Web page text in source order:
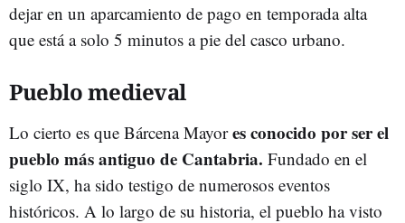
dejar en un aparcamiento de pago en temporada alta
que está a solo 5 minutos a pie del casco urbano.
Pueblo medieval
Lo cierto es que Bárcena Mayores conocido por ser el
pueblo más antiguo de Cantabria. Fundado en el
siglo IX, ha sido testigo de numerosos eventos
históricos. A lo largo de su historia, el pueblo ha visto